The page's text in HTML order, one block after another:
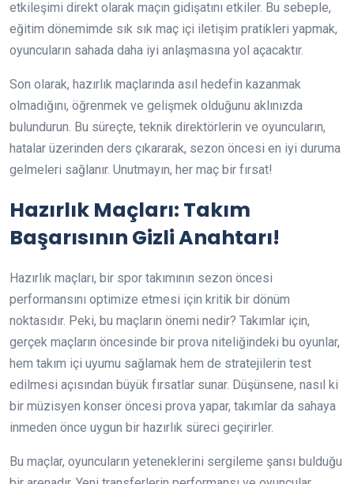
etkileşimi direkt olarak maçın gidişatını etkiler. Bu sebeple,
eğitim dönemimde sık sık maç içi iletişim pratikleri yapmak,
oyuncuların sahada daha iyi anlaşmasına yol açacaktır.
Son olarak, hazırlık maçlarında asıl hedefin kazanmak
olmadığını, öğrenmek ve gelişmek olduğunu aklınızda
bulundurun. Bu süreçte, teknik direktörlerin ve oyuncuların,
hatalar üzerinden ders çıkararak, sezon öncesi en iyi duruma
gelmeleri sağlanır. Unutmayın, her maç bir fırsat!
Hazırlık Maçları: Takım
Başarısının Gizli Anahtarı!
Hazırlık maçları, bir spor takımının sezon öncesi
performansını optimize etmesi için kritik bir dönüm
noktasıdır. Peki, bu maçların önemi nedir? Takımlar için,
gerçek maçların öncesinde bir prova niteliğindeki bu oyunlar,
hem takım içi uyumu sağlamak hem de stratejilerin test
edilmesi açısından büyük fırsatlar sunar. Düşünsene, nasıl ki
bir müzisyen konser öncesi prova yapar, takımlar da sahaya
inmeden önce uygun bir hazırlık süreci geçirirler.
Bu maçlar, oyuncuların yeteneklerini sergileme şansı bulduğu